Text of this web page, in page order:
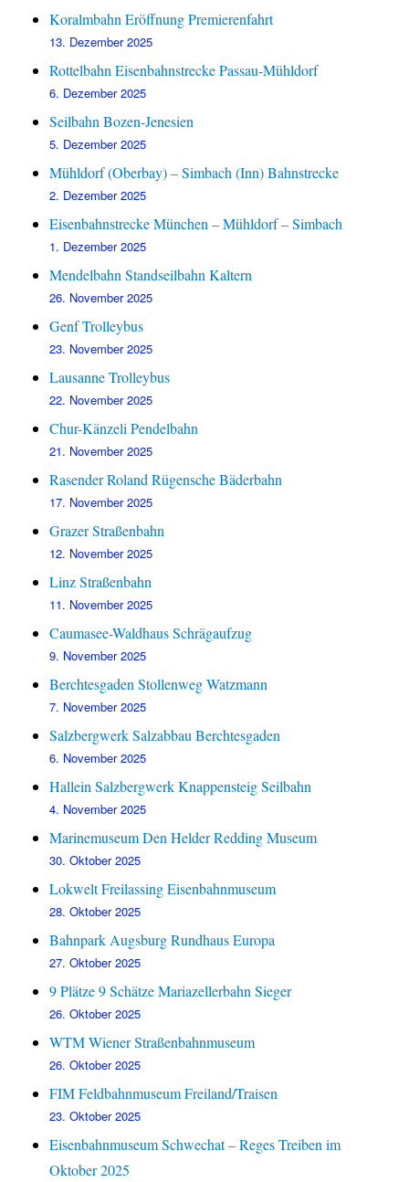
Koralmbahn Eröffnung Premierenfahrt
13. Dezember 2025
Rottelbahn Eisenbahnstrecke Passau-Mühldorf
6. Dezember 2025
Seilbahn Bozen-Jenesien
5. Dezember 2025
Mühldorf (Oberbay) – Simbach (Inn) Bahnstrecke
2. Dezember 2025
Eisenbahnstrecke München – Mühldorf – Simbach
1. Dezember 2025
Mendelbahn Standseilbahn Kaltern
26. November 2025
Genf Trolleybus
23. November 2025
Lausanne Trolleybus
22. November 2025
Chur-Känzeli Pendelbahn
21. November 2025
Rasender Roland Rügensche Bäderbahn
17. November 2025
Grazer Straßenbahn
12. November 2025
Linz Straßenbahn
11. November 2025
Caumasee-Waldhaus Schrägaufzug
9. November 2025
Berchtesgaden Stollenweg Watzmann
7. November 2025
Salzbergwerk Salzabbau Berchtesgaden
6. November 2025
Hallein Salzbergwerk Knappensteig Seilbahn
4. November 2025
Marinemuseum Den Helder Redding Museum
30. Oktober 2025
Lokwelt Freilassing Eisenbahnmuseum
28. Oktober 2025
Bahnpark Augsburg Rundhaus Europa
27. Oktober 2025
9 Plätze 9 Schätze Mariazellerbahn Sieger
26. Oktober 2025
WTM Wiener Straßenbahnmuseum
26. Oktober 2025
FIM Feldbahnmuseum Freiland/Traisen
23. Oktober 2025
Eisenbahnmuseum Schwechat – Reges Treiben im
Oktober 2025